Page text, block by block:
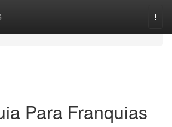
Para Franquias